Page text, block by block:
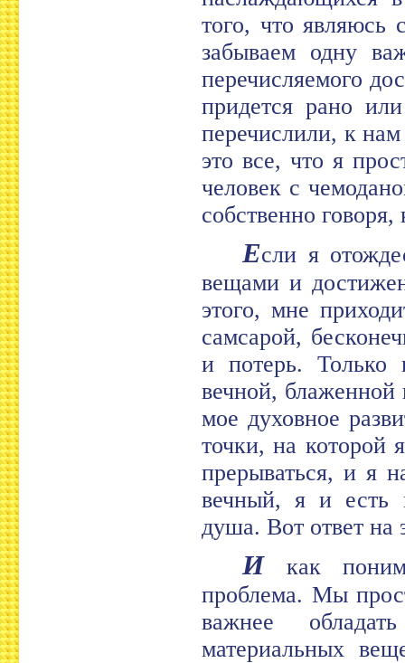
того, что
забываем одну
перечисляемого
придется рано
перечислили, к
это все, что я
человек с
собственно говоря,
Если я
вещами и
этого, мне
самсарой,
и потерь. Только
вечной,
мое духовное
точки, на которой
прерываться, и я
вечный, я и есть
душа. Вот ответ на
Икак
проблема. Мы
важнее
материальных